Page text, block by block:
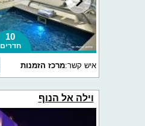
10
חדרים
איש קשר:מרכז הזמנות
וילה אל הנוף